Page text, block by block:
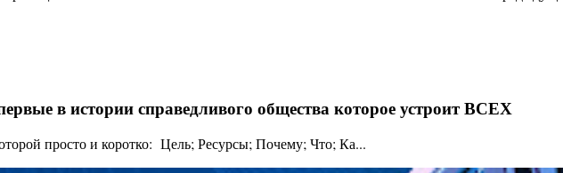
в истории справедливого общества которое устроит ВСЕХ
просто и коротко: Цель; Ресурсы; Почему; Что; Ка...